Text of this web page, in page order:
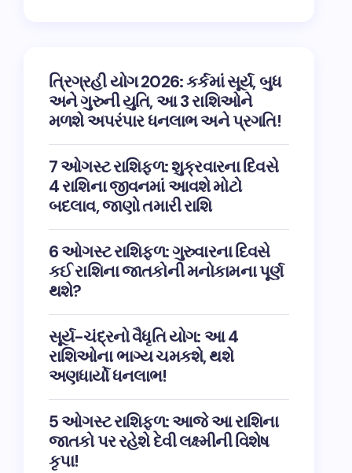
ત્રિગ્રહી યોગ 2026: કર્કમાં સૂર્ય, બુધ
અને ગુરુની યુતિ, આ 3 રાશિઓને
મળશે અપરંપાર ધનલાભ અને પ્રગતિ!
7 ઓગસ્ટ રાશિફળ: શુક્રવારના દિવસે
4 રાશિના જીવનમાં આવશે મોટો
બદલાવ, જાણો તમારી રાશિ
6 ઓગસ્ટ રાશિફળ: ગુરુવારના દિવસે
કઈ રાશિના જાતકોની મનોકામના પૂર્ણ
થશે?
સૂર્ય-ચંદ્રનો વૈધૃતિ યોગ: આ 4
રાશિઓના ભાગ્ય ચમકશે, થશે
અણધાર્યો ધનલાભ!
5 ઓગસ્ટ રાશિફળ: આજે આ રાશિના
જાતકો પર રહેશે દેવી લક્ષ્મીની વિશેષ
કૃપા!